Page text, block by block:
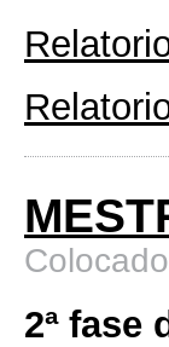
2ª fase